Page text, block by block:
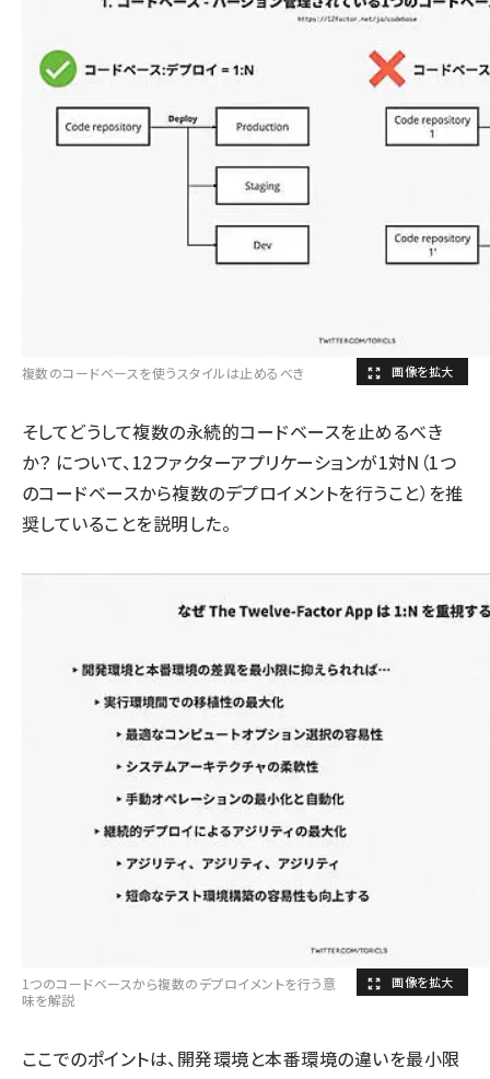
複数のコードベースを使うスタイルは止めるべき
そしてどうして複数の永続的コードベースを止めるべき
か？ について、12ファクターアプリケーションが1対N（1つ
のコードベースから複数のデプロイメントを行うこと）を推
奨していることを説明した。
1つのコードベースから複数のデプロイメントを行う意
味を解説
ここでのポイントは、開発環境と本番環境の違いを最小限